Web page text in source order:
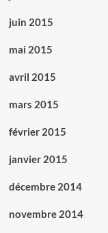
juin 2015
mai 2015
avril 2015
mars 2015
février 2015
janvier 2015
décembre 2014
novembre 2014